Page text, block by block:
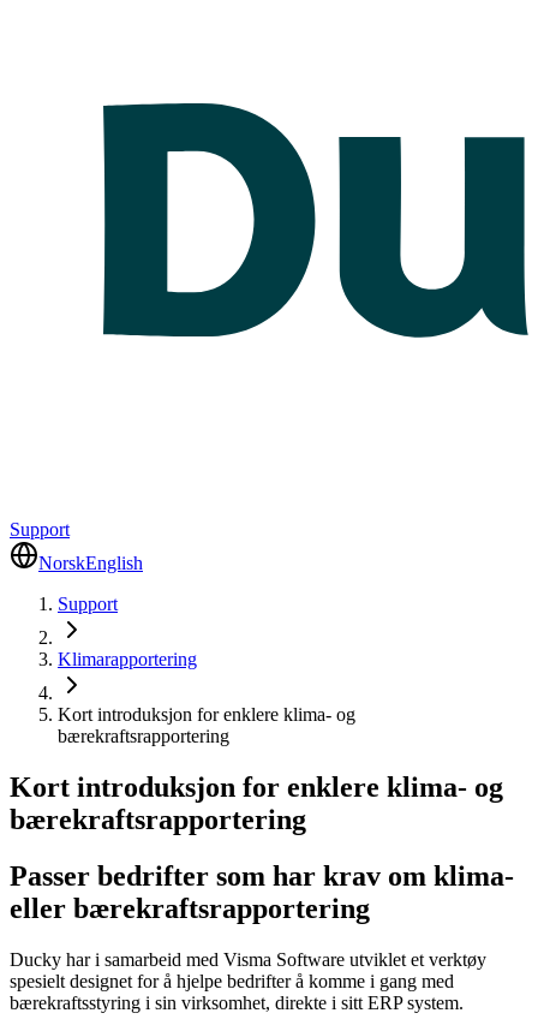
Support
NorskEnglish
Support
Klimarapportering
Kort introduksjon for enklere klima- og
bærekraftsrapportering
Kort introduksjon for enklere klima- og
bærekraftsrapportering
Passer bedrifter som har krav om klima-
eller bærekraftsrapportering
Ducky har i samarbeid med Visma Software utviklet et verktøy
spesielt designet for å hjelpe bedrifter å komme i gang med
bærekraftsstyring i sin virksomhet, direkte i sitt ERP system.